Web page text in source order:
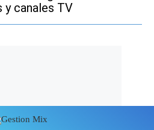
y canales TV